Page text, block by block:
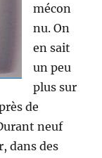
mécon
nu. On
en sait
un peu
plus sur
de
neuf
dans des